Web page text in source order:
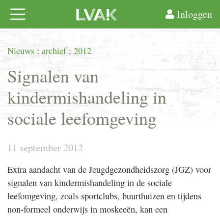
Inloggen
Nieuws : archief: 2012
Signalen van
kindermishandeling in
sociale leefomgeving
11 september 2012
Extra aandacht van de Jeugdgezondheidszorg (JGZ) voor
signalen van kindermishandeling in de sociale
leefomgeving, zoals sportclubs, buurthuizen en tijdens
non-formeel onderwijs in moskeeën, kan een